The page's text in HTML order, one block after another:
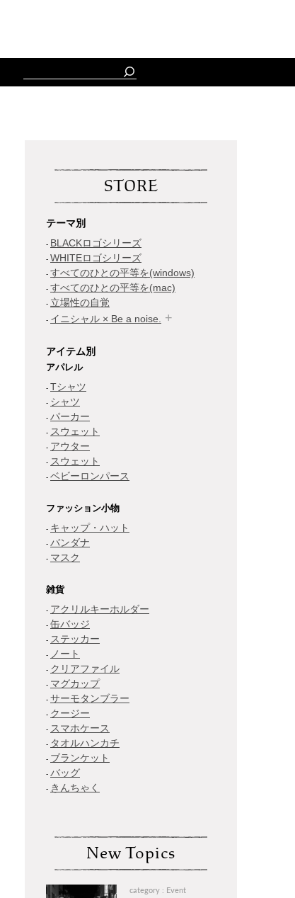
STORE
テーマ別
BLACKロゴシリーズ
WHITEロゴシリーズ
すべてのひとの平等を(windows)
すべてのひとの平等を(mac)
立場性の自覚
イニシャル × Be a noise.
アイテム別
アパレル
Tシャツ
シャツ
パーカー
スウェット
アウター
スウェット
ベビーロンパース
ファッション小物
キャップ・ハット
バンダナ
マスク
雑貨
アクリルキーホルダー
缶バッジ
ステッカー
ノート
クリアファイル
マグカップ
サーモタンブラー
クージー
スマホケース
タオルハンカチ
ブランケット
バッグ
きんちゃく
New Topics
category : Event